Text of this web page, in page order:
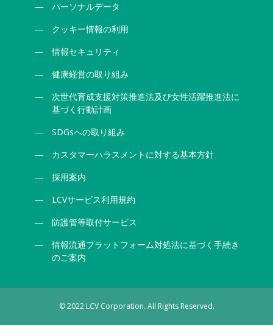
パーソナルデータ
クッキー情報の利用
情報セキュリティ
健康経営の取り組み
次世代育成支援対策推進法及び女性活躍推進法に
基づく行動計画
SDGsへの取り組み
カスタマーハラスメントに対する基本方針
採用案内
LCVサービス利用規約
防護管等取付サービス
情報流通プラットフォーム対処法に基づく手続き
のご案内
© 2022 LCV Corporation. All Rights Reserved.